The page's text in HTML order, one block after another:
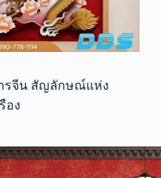
กรจีน สัญลักษณ์แห่ง
อง